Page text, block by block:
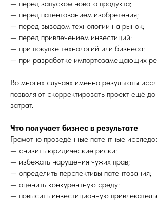
— перед запуском нового продукта;
— перед патентованием изобретения;
— перед выводом технологии на рынок;
— перед привлечением инвестиций;
— при покупке технологий или бизнеса;
— при разработке импортозамещающих
Во многих случаях именно результаты
позволяют скорректировать проект ещё
затрат.
Что получает бизнес в результате
Грамотно проведённые патентные
— снизить юридические риски;
— избежать нарушения чужих прав;
— определить перспективы патентования;
— оценить конкурентную среду;
— повысить инвестиционную